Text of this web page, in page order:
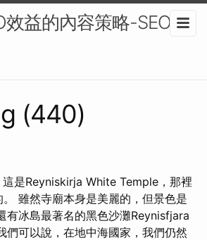
效益的內容策略-SEO公
(440)
是Reyniskirja White Temple，那裡
雖然寺廟本身是美麗的，但景色是
有冰島最著名的黑色沙灘Reynisfjara
們可以說，在地中海國家，我們仍然